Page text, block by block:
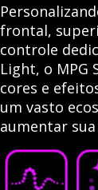
frontal,
controle
Light, o MPG
cores e
um vasto
aumentar